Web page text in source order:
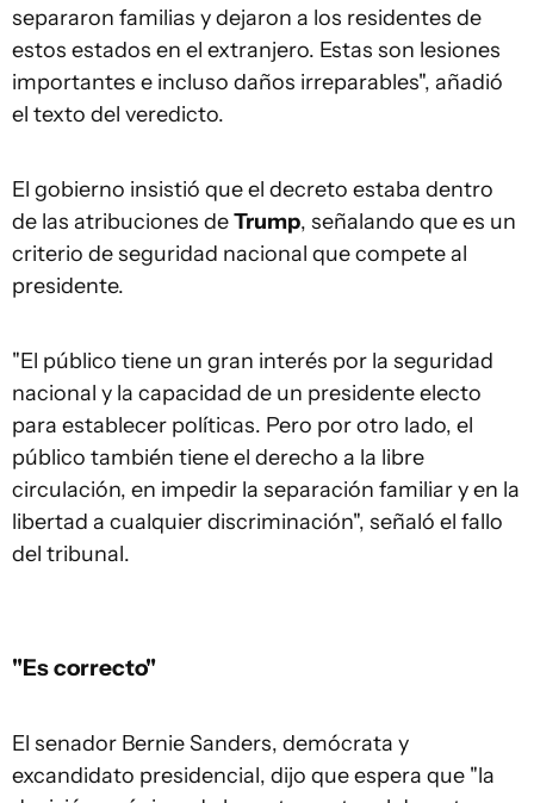
separaron familias y dejaron a los residentes de
estos estados en el extranjero. Estas son lesiones
importantes e incluso daños irreparables", añadió
el texto del veredicto.
El gobierno insistió que el decreto estaba dentro
de las atribuciones deTrump, señalando que es un
criterio de seguridad nacional que compete al
presidente.
"El público tiene un gran interés por la seguridad
nacional y la capacidad de un presidente electo
para establecer políticas. Pero por otro lado, el
público también tiene el derecho a la libre
circulación, en impedir la separación familiar y en la
libertad a cualquier discriminación", señaló el fallo
del tribunal.
"Es correcto"
El senador Bernie Sanders, demócrata y
excandidato presidencial, dijo que espera que "la